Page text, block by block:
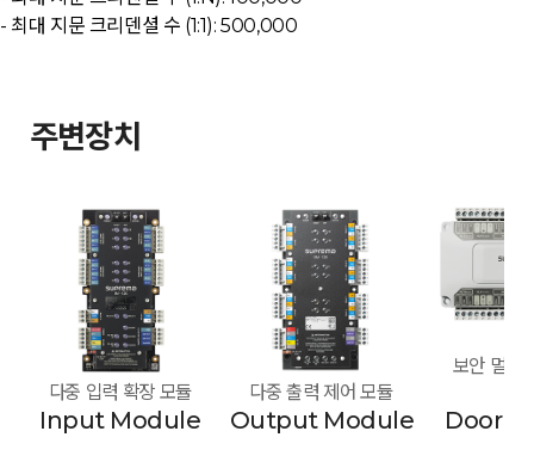
- 최대 지문 크리덴셜 수 (1:1): 500,000
주변장치
다중 입력 확장 모듈
Input Module
다중 출력 제어 모듈
Output Module
보안 멀티
Door